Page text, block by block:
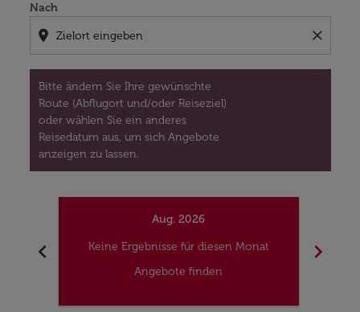
Nach
location_on close
Bitte ändern Sie Ihre gewünschte
Route (Abflugort und/oder Reiseziel)
oder wählen Sie ein anderes
Reisedatum aus, um sich Angebote
anzeigen zu lassen.
chevron_left
Aug. 2026
Keine Ergebnisse für diesen Monat
Angebote finden
chevron_right